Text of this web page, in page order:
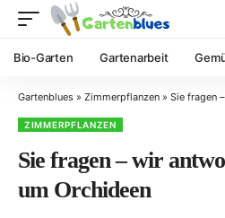
Bio-Garten Gartenarbeit
Gartenblues » Zimmerpflanzen » Sie fragen –
ZIMMERPFLANZEN
Sie fragen – wir
um Orchideen